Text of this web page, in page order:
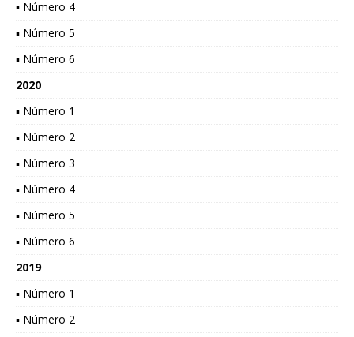
▪ Número 4
▪ Número 5
▪ Número 6
2020
▪ Número 1
▪ Número 2
▪ Número 3
▪ Número 4
▪ Número 5
▪ Número 6
2019
▪ Número 1
▪ Número 2